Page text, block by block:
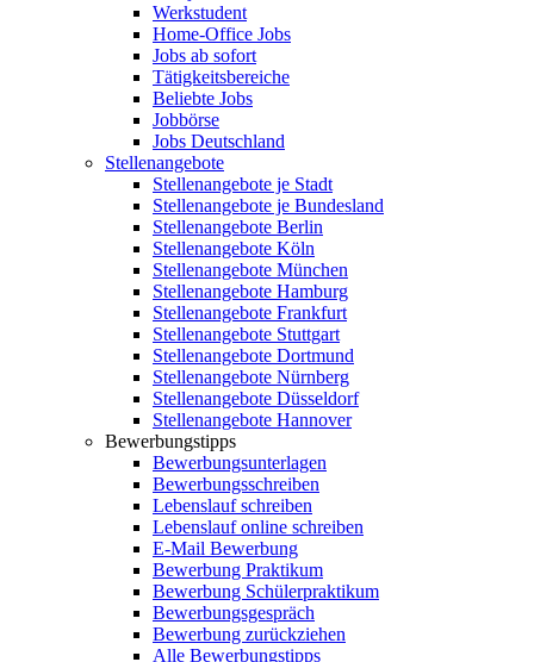
Werkstudent
Home-Office Jobs
Jobs ab sofort
Tätigkeitsbereiche
Beliebte Jobs
Jobbörse
Jobs Deutschland
Stellenangebote
Stellenangebote je Stadt
Stellenangebote je Bundesland
Stellenangebote Berlin
Stellenangebote Köln
Stellenangebote München
Stellenangebote Hamburg
Stellenangebote Frankfurt
Stellenangebote Stuttgart
Stellenangebote Dortmund
Stellenangebote Nürnberg
Stellenangebote Düsseldorf
Stellenangebote Hannover
Bewerbungstipps
Bewerbungsunterlagen
Bewerbungsschreiben
Lebenslauf schreiben
Lebenslauf online schreiben
E-Mail Bewerbung
Bewerbung Praktikum
Bewerbung Schülerpraktikum
Bewerbungsgespräch
Bewerbung zurückziehen
Alle Bewerbungstipps